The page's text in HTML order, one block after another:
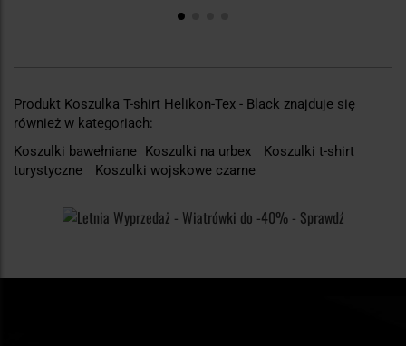
Produkt Koszulka T-shirt Helikon-Tex - Black znajduje się
również w kategoriach:
Koszulki bawełniane Koszulki na urbex
Koszulki t-shirt
turystyczne
Koszulki wojskowe czarne